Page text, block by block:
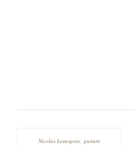
Nicolas Lestoqouy, guitare